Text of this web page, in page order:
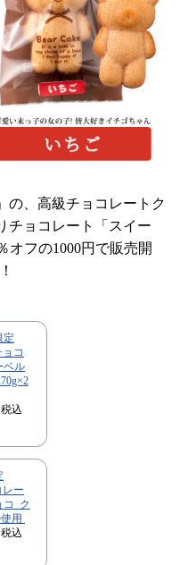
の、高級チョコレートク
チョコレート「スイー
オフの1000円で販売開
定
コ
ベル
込
レー
コ ク
用
込